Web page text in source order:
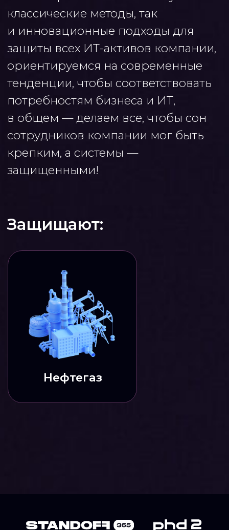
Нефтегаз
Политика использования файлов cookie
Политика конфиденциальности